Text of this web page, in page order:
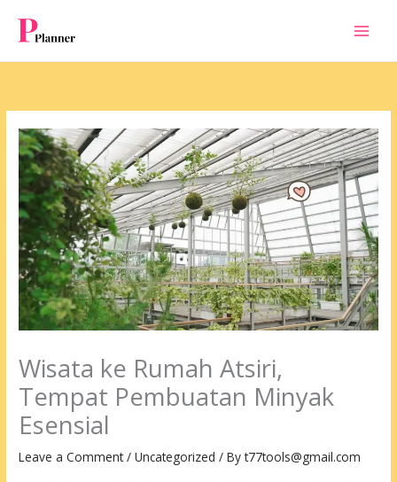
content
Wisata ke Rumah Atsiri,
Tempat Pembuatan Minyak
Esensial
Leave a Comment /Uncategorized / Byt77tools@gmail.com